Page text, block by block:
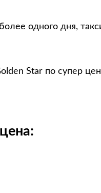
одного дня,
Star по супер